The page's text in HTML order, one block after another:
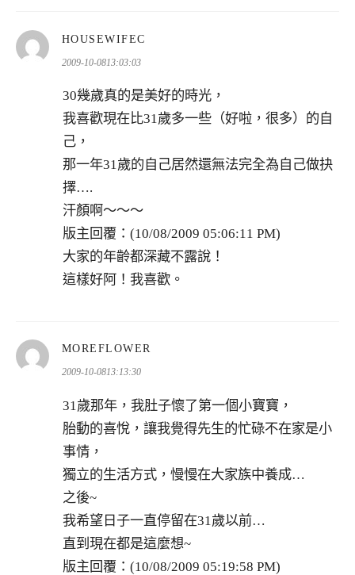
HOUSEWIFEC
2009-10-0813:03:03
30幾歲真的是美好的時光，
我喜歡現在比31歲多一些（好啦，很多）的自
己，
那一年31歲的自己居然還無法完全為自己做抉
擇….
汗顏啊～～～
版主回覆：(10/08/2009 05:06:11 PM)
大家的年齡都深藏不露說！
這樣好阿！我喜歡。
MOREFLOWER
2009-10-0813:13:30
31歲那年，我肚子懷了第一個小寶寶，
胎動的喜悅，讓我覺得先生的忙碌不在家是小
事情，
獨立的生活方式，慢慢在大家族中養成…
之後~
我希望日子一直停留在31歲以前…
直到現在都是這麼想~
版主回覆：(10/08/2009 05:19:58 PM)